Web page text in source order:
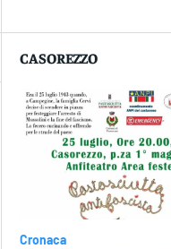
CASOREZZO
Cronaca